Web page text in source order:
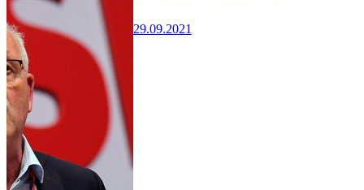
29.09.2021